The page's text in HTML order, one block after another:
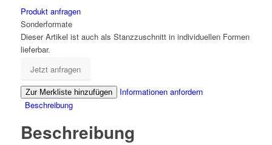
Produkt anfragen
Sonderformate
Dieser Artikel ist auch als Stanzzuschnitt in individuellen Formen
lieferbar.
Jetzt anfragen
Zur Merkliste hinzufügen
Informationen anfordern
Beschreibung
Beschreibung